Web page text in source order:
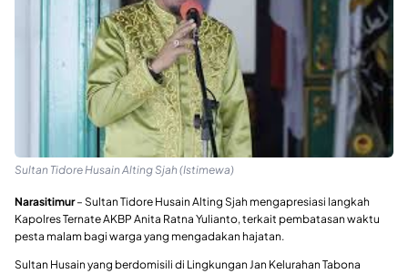
Sultan Tidore Husain Alting Sjah (Istimewa)
Narasitimur– Sultan Tidore Husain Alting Sjah mengapresiasi langkah
Kapolres Ternate AKBP Anita Ratna Yulianto, terkait pembatasan waktu
pesta malam bagi warga yang mengadakan hajatan.
Sultan Husain yang berdomisili di Lingkungan Jan Kelurahan Tabona